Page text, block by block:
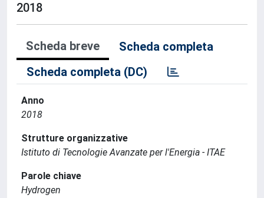
2018
Scheda breve
Scheda completa
Scheda completa (DC)
Anno
2018
Strutture organizzative
Istituto di Tecnologie Avanzate per l'Energia - ITAE
Parole chiave
Hydrogen